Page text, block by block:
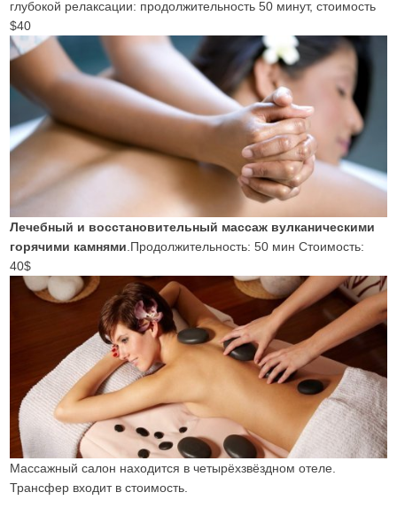
глубокой релаксации: продолжительность 50 минут, стоимость
$40
Лечебный и восстановительный массаж вулканическими
горячими камнями .Продолжительность: 50 мин Стоимость:
40$
Массажный салон находится в четырёхзвёздном отеле.
Трансфер входит в стоимость.